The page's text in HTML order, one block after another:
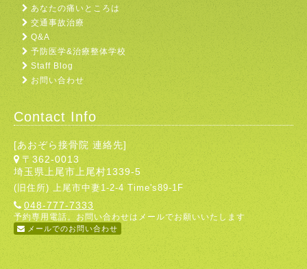
あなたの痛いところは
交通事故治療
Q&A
予防医学&治療整体学校
Staff Blog
お問い合わせ
Contact Info
[あおぞら接骨院 連絡先]
〒362-0013
埼玉県上尾市上尾村1339-5
(旧住所) 上尾市中妻1-2-4 Time's89-1F
048-777-7333
予約専用電話。お問い合わせはメールでお願いいたします
メールでのお問い合わせ